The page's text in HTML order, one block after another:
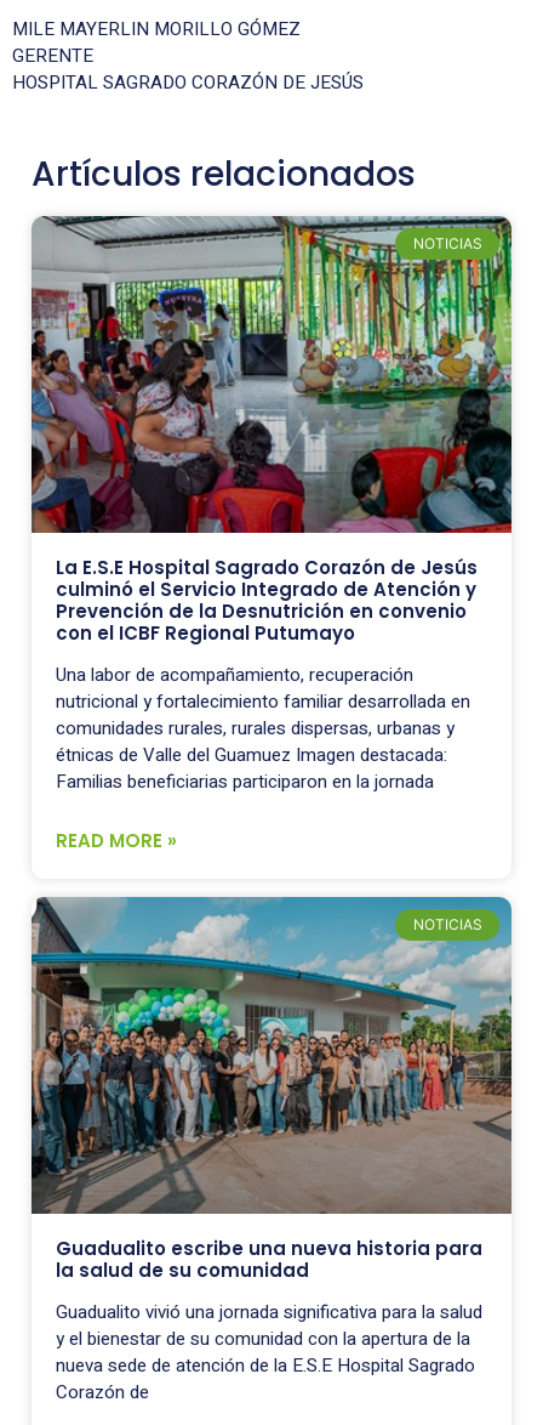
MILE MAYERLIN MORILLO GÓMEZ
GERENTE
HOSPITAL SAGRADO CORAZÓN DE JESÚS
Artículos relacionados
NOTICIAS
La E.S.E Hospital Sagrado Corazón de Jesús
culminó el Servicio Integrado de Atención y
Prevención de la Desnutrición en convenio
con el ICBF Regional Putumayo
Una labor de acompañamiento, recuperación
nutricional y fortalecimiento familiar desarrollada en
comunidades rurales, rurales dispersas, urbanas y
étnicas de Valle del Guamuez Imagen destacada:
Familias beneficiarias participaron en la jornada
READ MORE »
NOTICIAS
Guadualito escribe una nueva historia para
la salud de su comunidad
Guadualito vivió una jornada significativa para la salud
y el bienestar de su comunidad con la apertura de la
nueva sede de atención de la E.S.E Hospital Sagrado
Corazón de